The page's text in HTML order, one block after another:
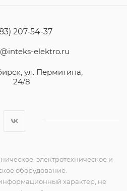
207-54-37
elektro.ru
ул. Пермитина,
24/8
электротехническое и
оборудование.
характер, не